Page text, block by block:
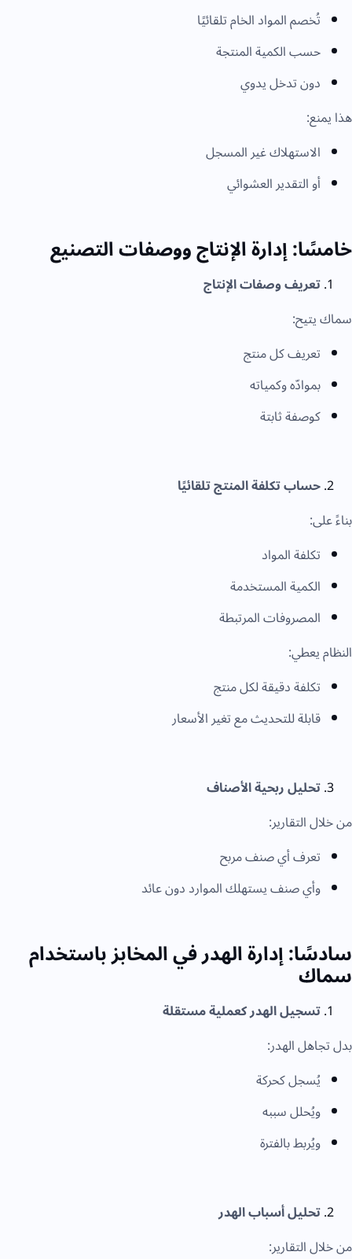
تُخصم المواد الخام تلقائيًا
حسب الكمية المنتجة
دون تدخل يدوي
هذا يمنع:
الاستهلاك غير المسجل
أو التقدير العشوائي
خامسًا: إدارة الإنتاج ووصفات التصنيع
تعريف وصفات الإنتاج
سماك يتيح:
تعريف كل منتج
بموادّه وكمياته
كوصفة ثابتة
حساب تكلفة المنتج تلقائيًا
بناءً على:
تكلفة المواد
الكمية المستخدمة
المصروفات المرتبطة
النظام يعطي:
تكلفة دقيقة لكل منتج
قابلة للتحديث مع تغير الأسعار
تحليل ربحية الأصناف
من خلال التقارير:
تعرف أي صنف مربح
وأي صنف يستهلك الموارد دون عائد
سادسًا: إدارة الهدر في المخابز باستخدام
سماك
تسجيل الهدر كعملية مستقلة
بدل تجاهل الهدر:
يُسجل كحركة
ويُحلل سببه
ويُربط بالفترة
تحليل أسباب الهدر
من خلال التقارير: